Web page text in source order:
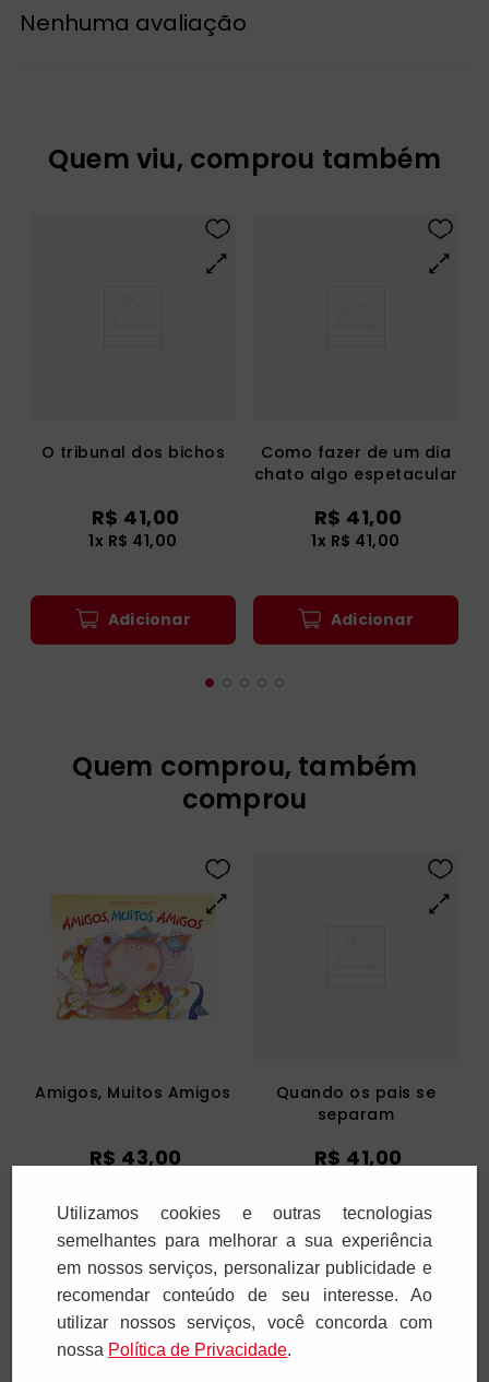
Nenhuma avaliação
Quem viu, comprou também
O tribunal dos bichos
R$ 41,00
1x R$ 41,00
Adicionar
Como fazer de um dia
chato algo espetacular
R$ 41,00
1x R$ 41,00
Adicionar
Quem comprou, também
comprou
Amigos, Muitos Amigos
R$ 43,00
Adicionar
Quando os pais se
separam
R$ 41,00
Adicionar
Utilizamos cookies e outras tecnologias
semelhantes para melhorar a sua experiência
em nossos serviços, personalizar publicidade e
recomendar conteúdo de seu interesse. Ao
utilizar nossos serviços, você concorda com
nossa Polí­tica de Privacidade.